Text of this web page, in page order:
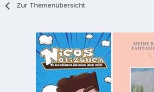
Zur Themenübersicht